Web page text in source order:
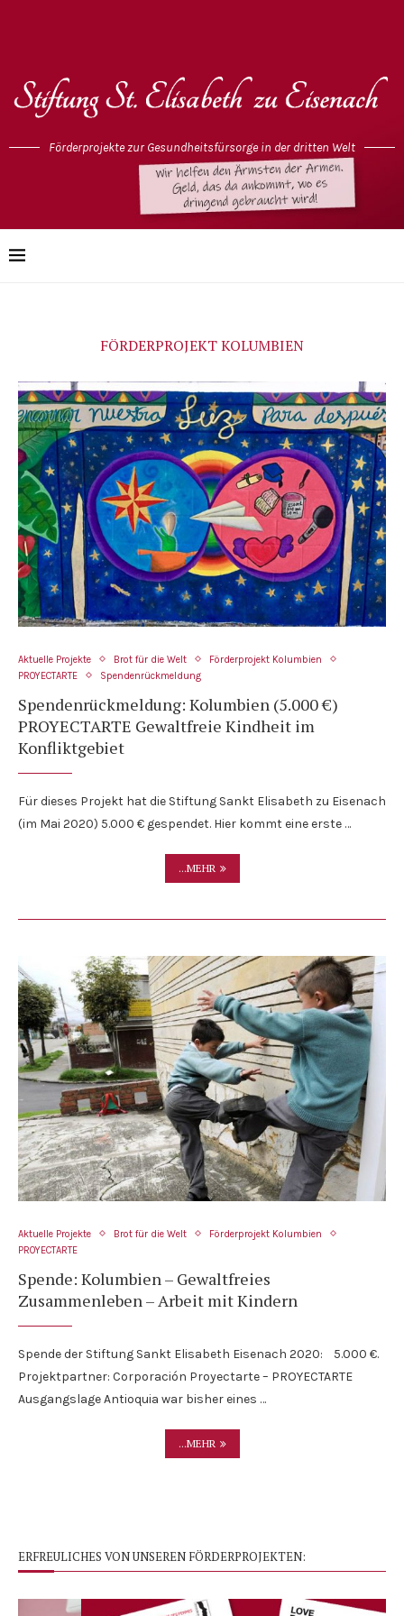
Förderprojekte zur Gesundheitsfürsorge in der dritten Welt
FÖRDERPROJEKT KOLUMBIEN
Aktuelle Projekte Brot für die Welt
Förderprojekt Kolumbien
PROYECTARTE
Spendenrückmeldung
Spendenrückmeldung: Kolumbien (5.000 €)
PROYECTARTE Gewaltfreie Kindheit im
Konfliktgebiet
Für dieses Projekt hat die Stiftung Sankt Elisabeth zu Eisenach
(im Mai 2020) 5.000 € gespendet. Hier kommt eine erste …
...MEHR
Aktuelle Projekte Brot für die Welt
Förderprojekt Kolumbien
PROYECTARTE
Spende: Kolumbien – Gewaltfreies
Zusammenleben – Arbeit mit Kindern
Spende der Stiftung Sankt Elisabeth Eisenach 2020: 5.000 €.
Projektpartner: Corporación Proyectarte – PROYECTARTE
Ausgangslage Antioquia war bisher eines …
...MEHR
ERFREULICHES VON UNSEREN FÖRDERPROJEKTEN: